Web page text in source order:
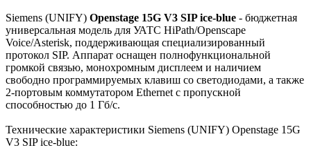
Siemens (UNIFY) Openstage 15G V3 SIP ice-blue - бюджетная
универсальная модель для УАТС HiPath/Openscape
Voice/Asterisk, поддерживающая специализированный
протокол SIP. Аппарат оснащен полнофункциональной
громкой связью, монохромным дисплеем и наличием
свободно программируемых клавиш со светодиодами, а также
2-портовым коммутатором Ethernet с пропускной
способностью до 1 Гб/с.
Технические характеристики Siemens (UNIFY) Openstage 15G
V3 SIP ice-blue: